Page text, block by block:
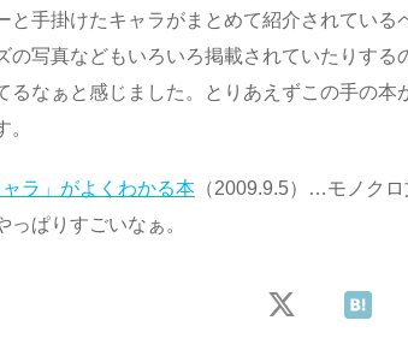
と手掛けたキャラがまとめて紹介されている
の写真などもいろいろ掲載されていたりする
るなぁと感じました。とりあえずこの手の本
ラ」がよくわかる本 （2009.9.5）…モノク
っぱりすごいなぁ。